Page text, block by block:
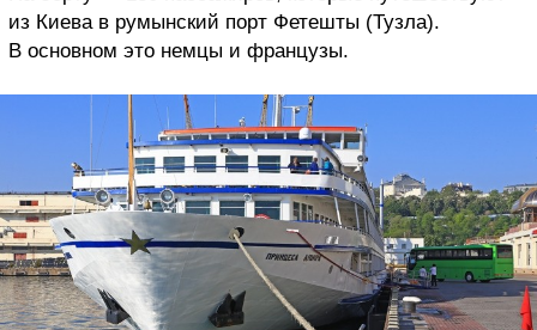
из Киева в румынский порт Фетешты (Тузла).
В основном это немцы и французы.